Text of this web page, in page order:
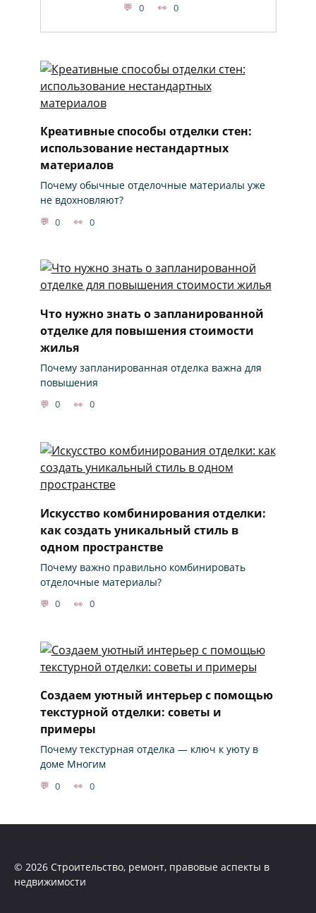
0 0
Креативные способы отделки стен:
использование нестандартных
материалов
Почему обычные отделочные материалы уже
не вдохновляют?
0 0
Что нужно знать о запланированной
отделке для повышения стоимости
жилья
Почему запланированная отделка важна для
повышения
0 0
Искусство комбинирования отделки:
как создать уникальный стиль в
одном пространстве
Почему важно правильно комбинировать
отделочные материалы?
0 0
Создаем уютный интерьер с помощью
текстурной отделки: советы и
примеры
Почему текстурная отделка — ключ к уюту в
доме Многим
0 0
© 2026 Строительство, ремонт, правовые аспекты в
недвижимости